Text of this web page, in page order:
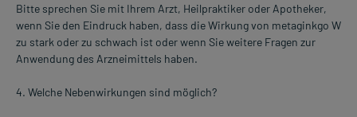
Bitte sprechen Sie mit Ihrem Arzt, Heilpraktiker oder Apotheker,
wenn Sie den Eindruck haben, dass die Wirkung von metaginkgo W
zu stark oder zu schwach ist oder wenn Sie weitere Fragen zur
Anwendung des Arzneimittels haben.
4. Welche Nebenwirkungen sind möglich?